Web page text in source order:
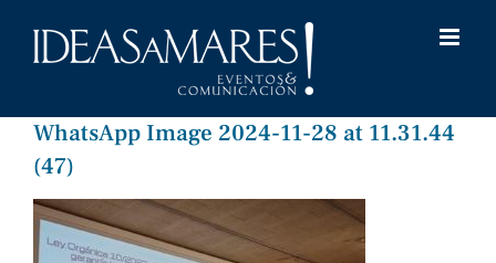
WhatsApp Image 2024-11-28 at 11.31.44
(47)